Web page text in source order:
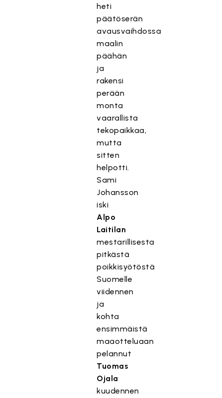
heti
päätöserän
avausvaihdossa
maalin
päähän
ja
rakensi
perään
monta
vaarallista
tekopaikkaa,
mutta
sitten
helpotti.
Sami
Johansson
iski
Alpo
Laitilan
mestarillisesta
pitkästä
poikkisyötöstä
Suomelle
viidennen
ja
kohta
ensimmäistä
maaotteluaan
pelannut
Tuomas
Ojala
kuudennen